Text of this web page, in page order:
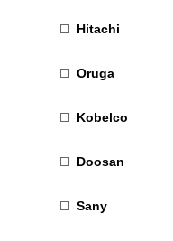
Hitachi
Oruga
Kobelco
Doosan
Sany